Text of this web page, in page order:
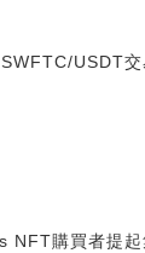
USDT交
NFT購買者提